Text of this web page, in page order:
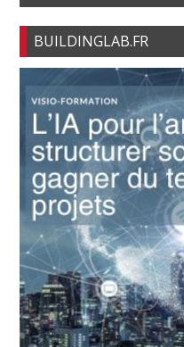
BUILDINGLAB.FR